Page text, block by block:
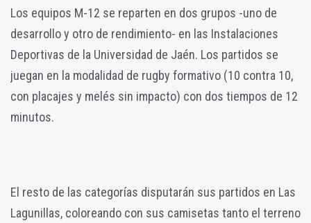
Los equipos M-12 se reparten en dos grupos -uno de
desarrollo y otro de rendimiento- en las Instalaciones
Deportivas de la Universidad de Jaén. Los partidos se
juegan en la modalidad de rugby formativo (10 contra 10,
con placajes y melés sin impacto) con dos tiempos de 12
minutos.
El resto de las categorías disputarán sus partidos en Las
Lagunillas, coloreando con sus camisetas tanto el terreno